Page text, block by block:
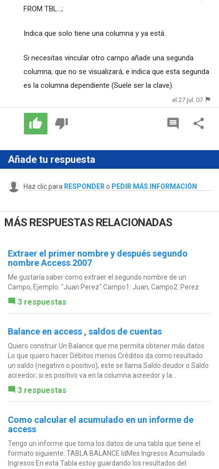
FROM TBL...;
Indica que solo tiene una columna y ya está.
Si necesitas vincular otro campo añade una segunda
columna; que no se visualizará; e indica que esta segunda
es la columna dependiente (Suele ser la clave).
el 27 jul. 07
Añade tu respuesta
Haz clic para RESPONDER o PEDIR MÁS INFORMACIÓN
MÁS RESPUESTAS RELACIONADAS
Extraer el primer nombre y después segundo
nombre Access 2007
Me gustaría saber como extraer el segundo nombre de un
Campo, Ejemplo: "Juan Perez" Campo1: Juan, Campo2: Perez
3 respuestas
Balance en access , saldos de cuentas
Quiero construir Un Balance que me permita obtener más datos
Lo que quiero hacer Débitos menos Créditos da como resultado
un saldo (negativo o positivo), este se llama Saldo deudor o Saldo
acreedor; si es positivo va en la columna acreedor y la...
3 respuestas
Como calcular el acumulado en un informe de
access
Tengo un informe que toma los datos de una tabla que tiene el
formato siguiente: TABLA BALANCE IdMes Ingresos Acumulado
Ingresos En esta Tabla estoy guardando los resultados del